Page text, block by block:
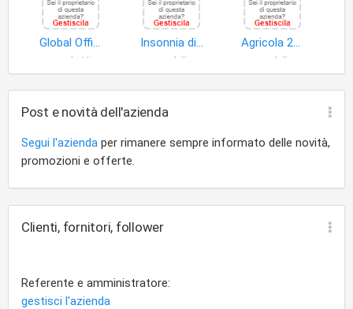
Global Office S.A.S.
prodotti
Insonnia di Visciglia Rocco
mobili
Agricola 2000 S.A.S di Loschiavo Domenico & C
mobili
Post e novità dell'azienda
Segui l'azienda per rimanere sempre informato delle novità,
promozioni e offerte.
Clienti, fornitori, follower
Referente e amministratore:
gestisci l'azienda